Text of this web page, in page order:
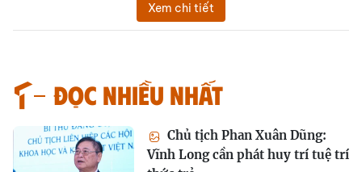
Xem chi tiết
Đọc nhiều nhất
Chủ tịch Phan Xuân Dũng:
Vĩnh Long cần phát huy trí tuệ trí